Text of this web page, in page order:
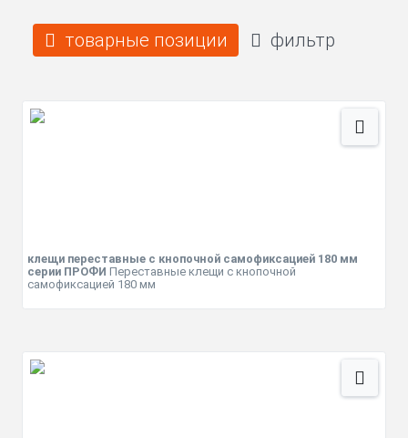
товарные позиции фильтр
клещи переставные с кнопочной самофиксацией 180 мм
серии ПРОФИ Переставные клещи с кнопочной
самофиксацией 180 мм